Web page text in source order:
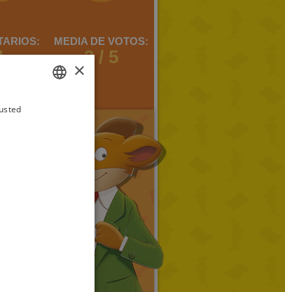
MEDIA DE VOTOS:
2 / 5
×